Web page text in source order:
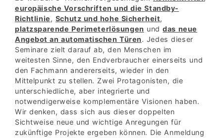
europäische Vorschriften und die Standby-
Richtlinie, Schutz und hohe Sicherheit,
platzsparende Perimeterlösungen unddas neue
Angebot an automatischen Türen. Jedes dieser
Seminare zielt darauf ab, den Menschen im
weitesten Sinne, den Endverbraucher einerseits und
den Fachmann andererseits, wieder in den
Mittelpunkt zu stellen. Zwei Protagonisten, die
unterschiedliche, aber integrierte und
notwendigerweise komplementäre Visionen haben.
Wir denken, dass sich aus dieser doppelten
Sichtweise neue und wichtige Anregungen für
zukünftige Projekte ergeben können. Die Anmeldung